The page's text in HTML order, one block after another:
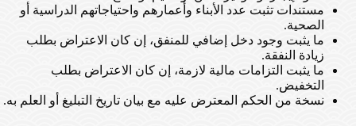
مستندات تثبت عدد الأبناء وأعمارهم واحتياجاتهم الدراسية أو
الصحية.
ما يثبت وجود دخل إضافي للمنفق، إن كان الاعتراض بطلب
زيادة النفقة.
ما يثبت التزامات مالية لازمة، إن كان الاعتراض بطلب
التخفيض.
نسخة من الحكم المعترض عليه مع بيان تاريخ التبليغ أو العلم به.